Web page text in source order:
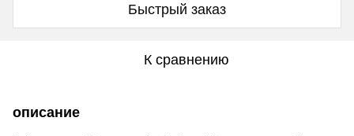
Быстрый заказ
К сравнению
описание